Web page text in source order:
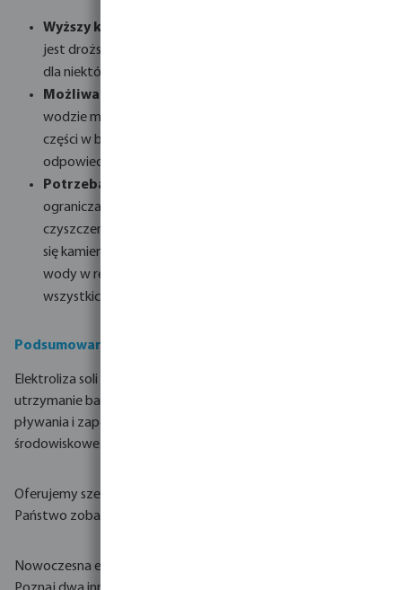
Wyższy koszt początkowy:
jest droższy niż tradycyjnych systemów chlorujących, co
dla niektórych osób może stanowić barierę.
Możliwa korozja metalowych elementów:
wodzie może z czasem powodować korozję metalowych
części w basenie i wokół niego, jeśli nie zostaną one
odpowiednio zabezpieczone.
Potrzeba regularnej konserwacji:
ogranicza ręczne dodawanie chloru, wymaga okresowego
czyszczenia komory elektrolizy, by zapobiec odkładaniu
się kamienia. Konieczne jest także kontrolowanie jakości
wody w regularnych odstępach (co zresztą dotyczy
wszystkich automatycznych systemów).
Podsumowanie
Elektroliza soli to inwestycja w ekologiczne i nowoczesne
utrzymanie basenu. Ułatwiają pielęgnację, zwiększają komfort
pływania i zapewniają zarówno korzyści ekonomiczne, jak i
środowiskowe.
Oferujemy szeroki wybór chloratorów soli. Pełną ofertę mogą
Państwo zobaczyć
Nowoczesna elektroliza soli to przełom w pielęgnacji basenów.